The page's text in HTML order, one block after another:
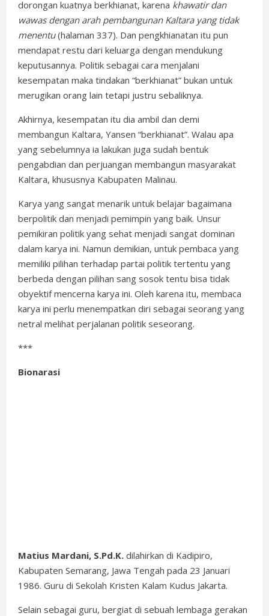
dorongan kuatnya berkhianat, karena khawatir dan
wawas dengan arah pembangunan Kaltara yang tidak
menentu(halaman 337). Dan pengkhianatan itu pun
mendapat restu dari keluarga dengan mendukung
keputusannya. Politik sebagai cara menjalani
kesempatan maka tindakan “berkhianat” bukan untuk
merugikan orang lain tetapi justru sebaliknya.
Akhirnya, kesempatan itu dia ambil dan demi
membangun Kaltara, Yansen “berkhianat”. Walau apa
yang sebelumnya ia lakukan juga sudah bentuk
pengabdian dan perjuangan membangun masyarakat
Kaltara, khususnya Kabupaten Malinau.
Karya yang sangat menarik untuk belajar bagaimana
berpolitik dan menjadi pemimpin yang baik. Unsur
pemikiran politik yang sehat menjadi sangat dominan
dalam karya ini. Namun demikian, untuk pembaca yang
memiliki pilihan terhadap partai politik tertentu yang
berbeda dengan pilihan sang sosok tentu bisa tidak
obyektif mencerna karya ini. Oleh karena itu, membaca
karya ini perlu menempatkan diri sebagai seorang yang
netral melihat perjalanan politik seseorang.
***
Bionarasi
Matius Mardani, S.Pd.K. dilahirkan di Kadipiro,
Kabupaten Semarang, Jawa Tengah pada 23 Januari
1986. Guru di Sekolah Kristen Kalam Kudus Jakarta.
Selain sebagai guru, bergiat di sebuah lembaga gerakan